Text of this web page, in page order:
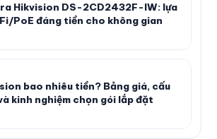
Hikvision DS-2CD2432F-IW: lựa
PoE đáng tiền cho không gian
bao nhiêu tiền? Bảng giá, cấu
kinh nghiệm chọn gói lắp đặt